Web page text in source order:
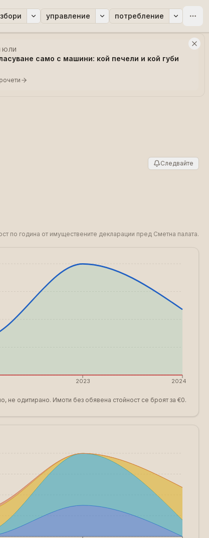
управление потребление
ЮЛИ
само с машини: кой печели и кой губи
Следвайте
по година от имуществените декларации пред Сметна палата.
2023 2024
не одитирано. Имоти без обявена стойност се броят за €0.